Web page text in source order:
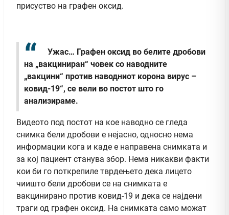
присуство на графен оксид.
Ужас… Графен оксид во белите дробови
на „вакциниран“ човек со наводните
„вакцини“ против наводниот корона вирус –
ковид-19“, се вели во постот што го
анализираме.
Видеото под постот на кое наводно се гледа
снимка бели дробови е нејасно, односно нема
информации кога и каде е направена снимката и
за кој пациент станува збор. Нема никакви факти
кои би го поткрепиле тврдењето дека лицето
чиишто бели дробови се на снимката е
вакцинирано против ковид-19 и дека се најдени
траги од графен оксид. На снимката само можат